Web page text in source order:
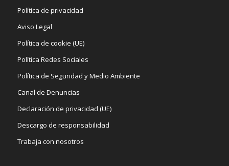
Política de privacidad
Aviso Legal
Política de cookie (UE)
Política Redes Sociales
Política de Seguridad y Medio Ambiente
Canal de Denuncias
Declaración de privacidad (UE)
Descargo de responsabilidad
Trabaja con nosotros